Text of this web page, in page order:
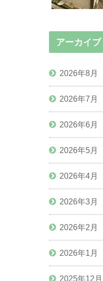
アーカイブ
2026年8月
2026年7月
2026年6月
2026年5月
2026年4月
2026年3月
2026年2月
2026年1月
2025年12月